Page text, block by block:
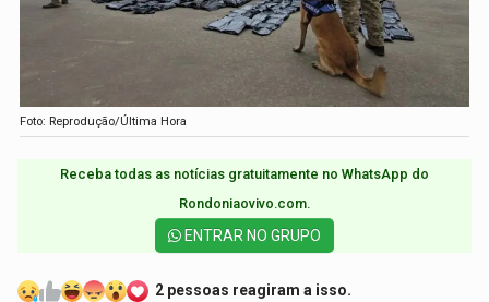
Foto: Reprodução/Última Hora
Receba todas as notícias gratuitamente no WhatsApp do
Rondoniaovivo.com.​
ENTRAR NO GRUPO
2 pessoas reagiram a isso.